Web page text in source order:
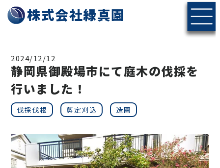
株式会社緑真園
2024/12/12
静岡県御殿場市にて庭木の伐採を
行いました！
伐採伐根 剪定刈込 造園